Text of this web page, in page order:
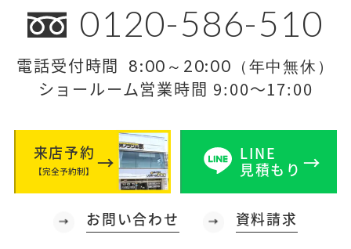
0120-586-510
電話受付時間 8:00～20:00（年中無休）
ショールーム営業時間 9:00～17:00
来店予約
【完全予約制】
LINE
見積もり
お問い合わせ 資料請求